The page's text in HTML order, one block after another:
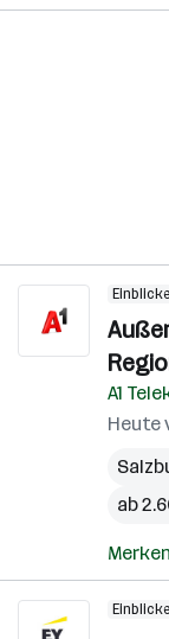
Einblicke
A1
ab
Merken
Einblicke